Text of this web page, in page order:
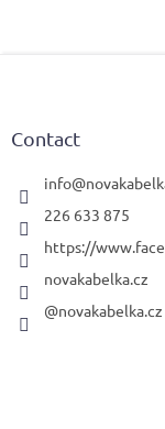
Contact
info@
226 633 875
https://
novakabelka.cz
@novakabelka.cz